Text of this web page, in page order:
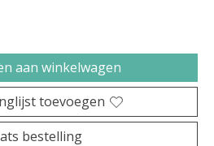
aan winkelwagen
toevoegen
bestelling